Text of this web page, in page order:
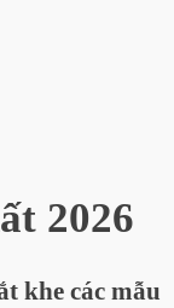
2026
khe các mẫu